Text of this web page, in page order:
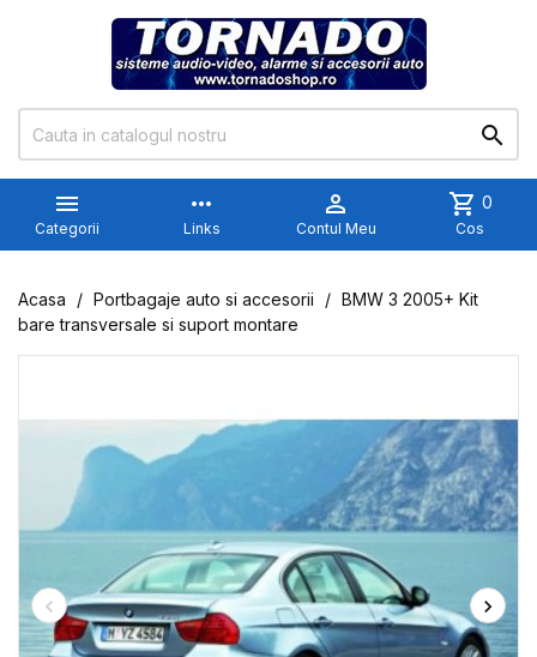


Categorii
more_horiz
Links

Contul Meu
shopping_cart 0
Cos
Acasa Portbagaje auto si accesorii
BMW 3 2005+ Kit
bare transversale si suport montare